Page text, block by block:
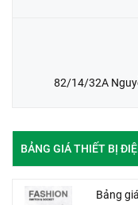
82/14/32A
BẢNG GIÁ THIẾT BỊ
Bảng